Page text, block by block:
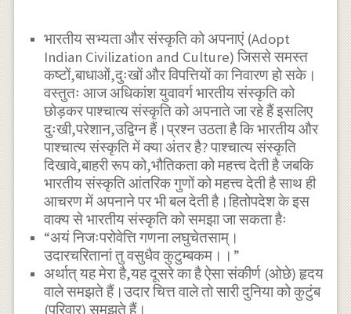
भारतीय सभ्यता और संस्कृति को अपनाएं (Adopt
Indian Civilization and Culture) जिससे समस्त
कष्टों,बाधाओं,दुःखों और विपत्तियों का निवारण हो सके।
वस्तुतः आज अधिकांश युवावर्ग भारतीय संस्कृति को
छोड़कर पाश्चात्य संस्कृति को अपनाते जा रहे हैं इसलिए
दुःखी,परेशान,उद्विग्न हैं।प्रश्न उठता है कि भारतीय और
पाश्चात्य संस्कृति में क्या अंतर है? पाश्चात्य संस्कृति
दिखावे,बाहरी रूप को,भौतिकता को महत्त्व देती है जबकि
भारतीय संस्कृति आंतरिक गुणों को महत्त्व देती है साथ ही
आचरण में अपनाने पर भी बल देती है।हितोपदेश के इस
वाक्य से भारतीय संस्कृति को समझा जा सकता हैः
“अयं निजःपरोवेत्ति गणना लघुचेतसाम्।
उदारचरितानां तु वसुधैव कुटुम्बकम।।”
अर्थात् यह मेरा है,यह दूसरे का है ऐसा संकीर्ण (ओछे) हृदय
वाले समझते हैं।उदार चित्त वाले तो सारी दुनिया को कुटुंब
(परिवार) समझते हैं।